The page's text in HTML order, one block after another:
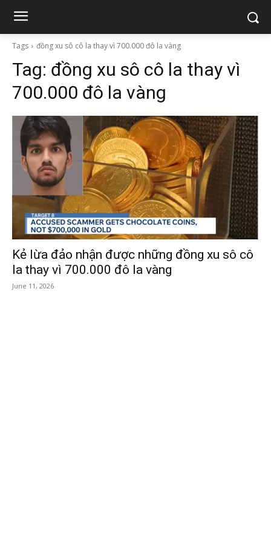
Tags đồng xu sô cô la thay vì 700.000 đô la vàng
Tag: đồng xu sô cô la thay vì
700.000 đô la vàng
Kẻ lừa đảo nhận được những đồng xu sô cô
la thay vì 700.000 đô la vàng
June 11, 2026